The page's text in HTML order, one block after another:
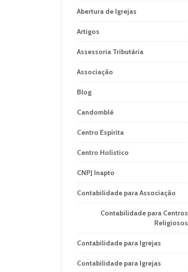
Abertura de Igrejas
Artigos
Assessoria Tributária
Associação
Blog
Candomblé
Centro Espírita
Centro Holístico
CNPJ Inapto
Contabilidade para Associação
Contabilidade para Centros
Religiosos
Contabilidade para Igrejas
Contabilidade para Igrejas